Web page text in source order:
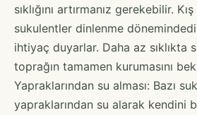
sıklığını artırmanız gerekebilir.
sukulentler dinlenme
ihtiyaç duyarlar. Daha az sıklıkta
toprağın tamamen kurumasını
Yapraklarından su alması: Bazı
yapraklarından su alarak kendini